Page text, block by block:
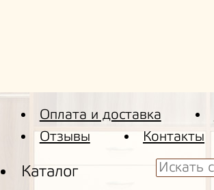
Оплата и доставка
Отзывы
Контакты
Каталог